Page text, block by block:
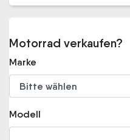
Motorrad verkaufen?
Marke
Modell